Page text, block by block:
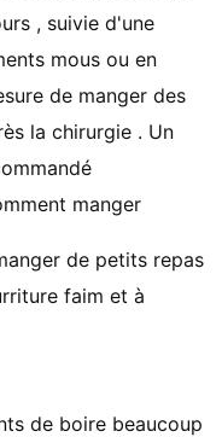
, suivie d'une
mous ou en
de manger des
la chirurgie . Un
manger
de petits repas
faim et à
de boire beaucoup